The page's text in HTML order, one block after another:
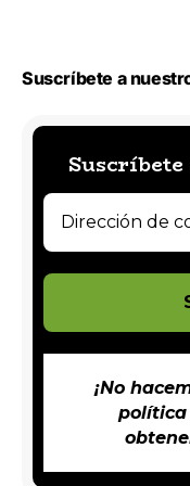
Suscríbete a
¡No